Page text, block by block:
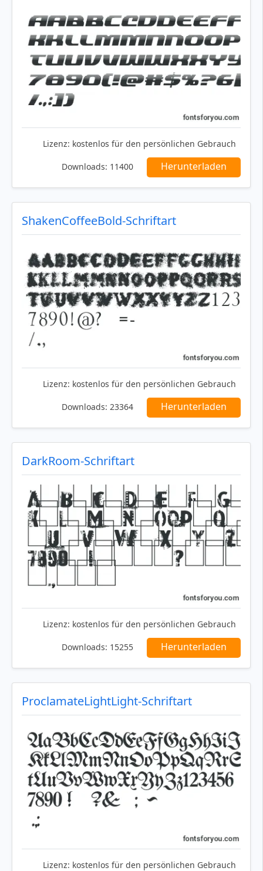
Lizenz: kostenlos für den persönlichen Gebrauch
Downloads: 11400 Herunterladen
ShakenCoffeeBold-Schriftart
Lizenz: kostenlos für den persönlichen Gebrauch
Downloads: 23364 Herunterladen
DarkRoom-Schriftart
Lizenz: kostenlos für den persönlichen Gebrauch
Downloads: 15255 Herunterladen
ProclamateLightLight-Schriftart
Lizenz: kostenlos für den persönlichen Gebrauch